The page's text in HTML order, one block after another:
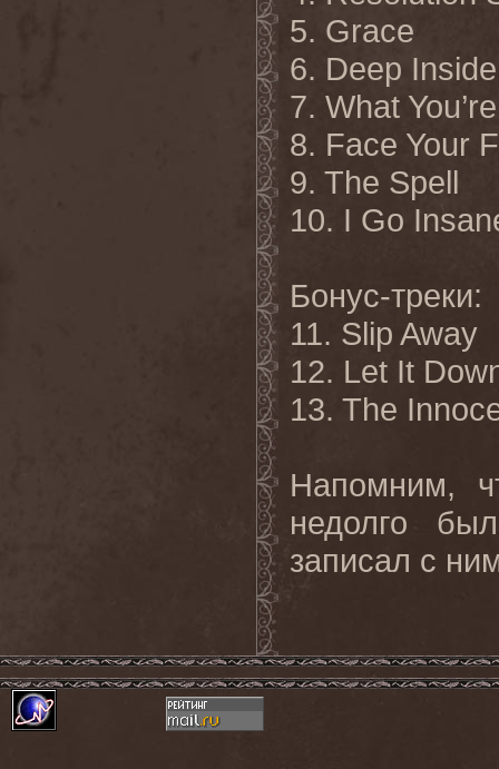
5. Grace
6. Deep
7. What
8. Face Your
9. The Spell
10. I Go
Бонус-треки:
11. Slip Away
12. Let It
13. The
Напомним,
недолго
записал с